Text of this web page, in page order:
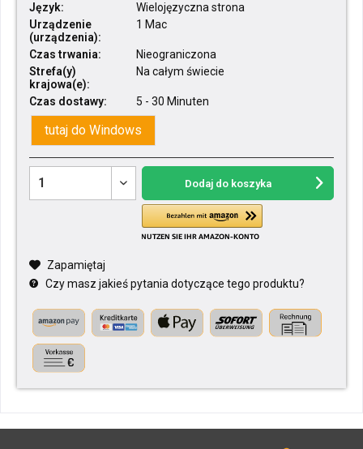
Język:
Wielojęzyczna strona
Urządzenie
(urządzenia):
1 Mac
Czas trwania:
Nieograniczona
Strefa(y)
krajowa(e):
Na całym świecie
Czas dostawy: 5 - 30 Minuten
tutaj do Windows
Dodaj do koszyka
Zapamiętaj
Czy masz jakieś pytania dotyczące tego produktu?